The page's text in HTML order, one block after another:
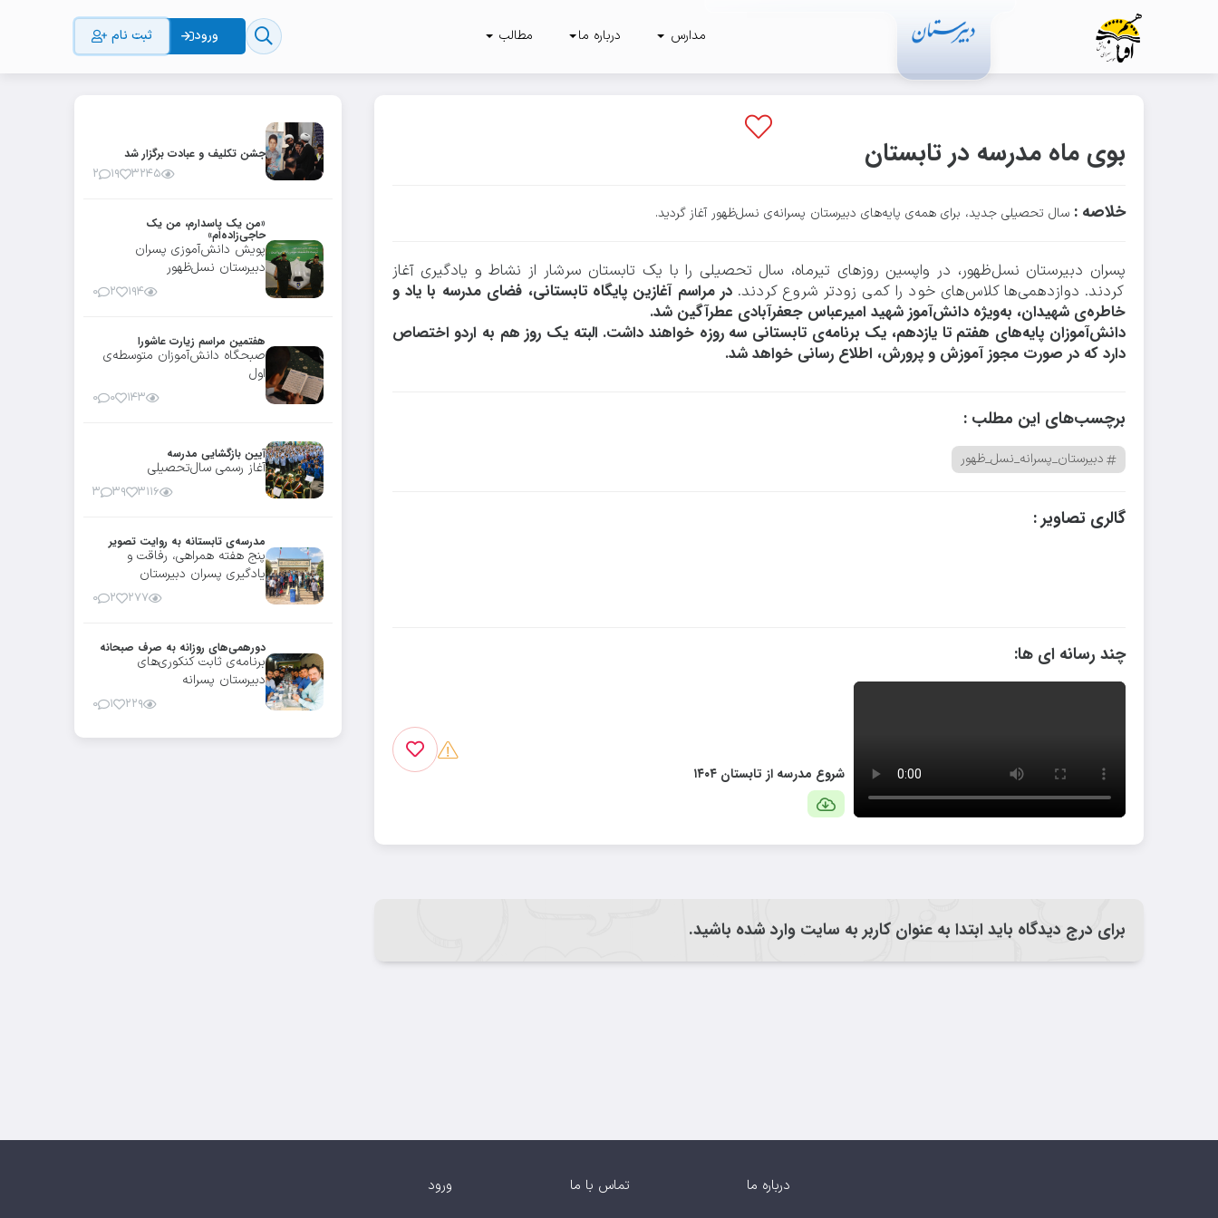
مدارس درباره ما مطالب ورود ثبت نام
۰ ۳۱۸ پارسال
بوی ماه مدرسه در تابستان
خلاصه :سال تحصیلی جدید، برای همه‌ی پایه‌های دبیرستان پسرانه‌ی نسل‌ظهور آغاز گردید.
پسران دبیرستان نسل‌ظهور، در واپسین روزهای تیرماه، سال تحصیلی را با یک تابستان سرشار از نشاط و یادگیری آغاز
کردند. دوازدهمی‌ها کلاس‌های خود را کمی زودتر شروع کردند. در مراسم آغازین پایگاه تابستانی، فضای مدرسه با یاد و
خاطره‌ی شهیدان، به‌ویژه دانش‌آموز شهید امیرعباس جعفرآبادی عطرآگین شد.
دانش‌آموزان پایه‌های هفتم تا یازدهم، یک برنامه‌ی تابستانی سه روزه خواهند داشت. البته یک روز هم به اردو اختصاص
دارد که در صورت مجوز آموزش و پرورش، اطلاع رسانی خواهد شد.
برچسب‌های این مطلب :
دبیرستان_پسرانه_نسل_ظهور
گالری تصاویر :
چند رسانه ای ها:
شروع مدرسه از تابستان ۱۴۰۴
برای درج دیدگاه باید ابتدا به عنوان کاربر به سایت وارد شده باشید.
جشن تکلیف و عبادت برگزار شد
۳۲۴۵ ۱۹ ۲
«من یک پاسدارم، من یک
حاجی‌زاده‌ام»
پویش دانش‌آموزی پسران
دبیرستان نسل‌ظهور
۱۹۴ ۲ ۰
هفتمین مراسم زیارت عاشورا
صبحگاه دانش‌آموزان متوسطه‌ی
اول
۱۴۳ ۰ ۰
آیین بازگشایی مدرسه
آغاز رسمی سال‌تحصیلی
۳۱۱۶ ۳۹ ۳
مدرسه‌ی تابستانه به روایت تصویر
پنج هفته همراهی، رفاقت و
یادگیری پسران دبیرستان
۲۷۷ ۲ ۰
دورهمی‌های روزانه به صرف صبحانه
برنامه‌ی ثابت کنکوری‌های
دبیرستان پسرانه
۲۲۹ ۱ ۰
درباره ما تماس با ما ورود